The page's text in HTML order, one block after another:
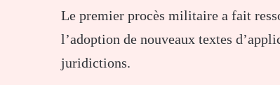
Le premier procès militaire a fait
l’adoption de nouveaux textes
juridictions.